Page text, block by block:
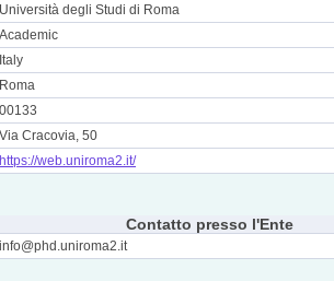
Università degli Studi di Roma
Academic
Italy
Roma
00133
Via Cracovia, 50
https://web.uniroma2.it/
Contatto presso l'Ente
info@phd.uniroma2.it